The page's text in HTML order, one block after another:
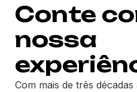
Conte
nossa
Com mais de três